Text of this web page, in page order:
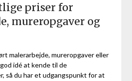
priser for
mureropgaver og
malerarbejde, mureropgaver eller
idé at kende til de
så du har et udgangspunkt for at